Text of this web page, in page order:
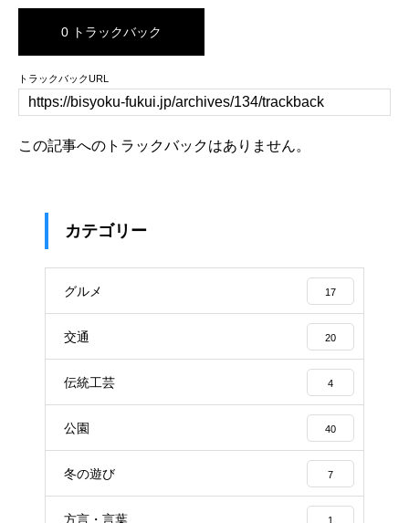
0 トラックバック
トラックバックURL
この記事へのトラックバックはありません。
カテゴリー
グルメ 17
交通 20
伝統工芸 4
公園 40
冬の遊び 7
方言・言葉 1